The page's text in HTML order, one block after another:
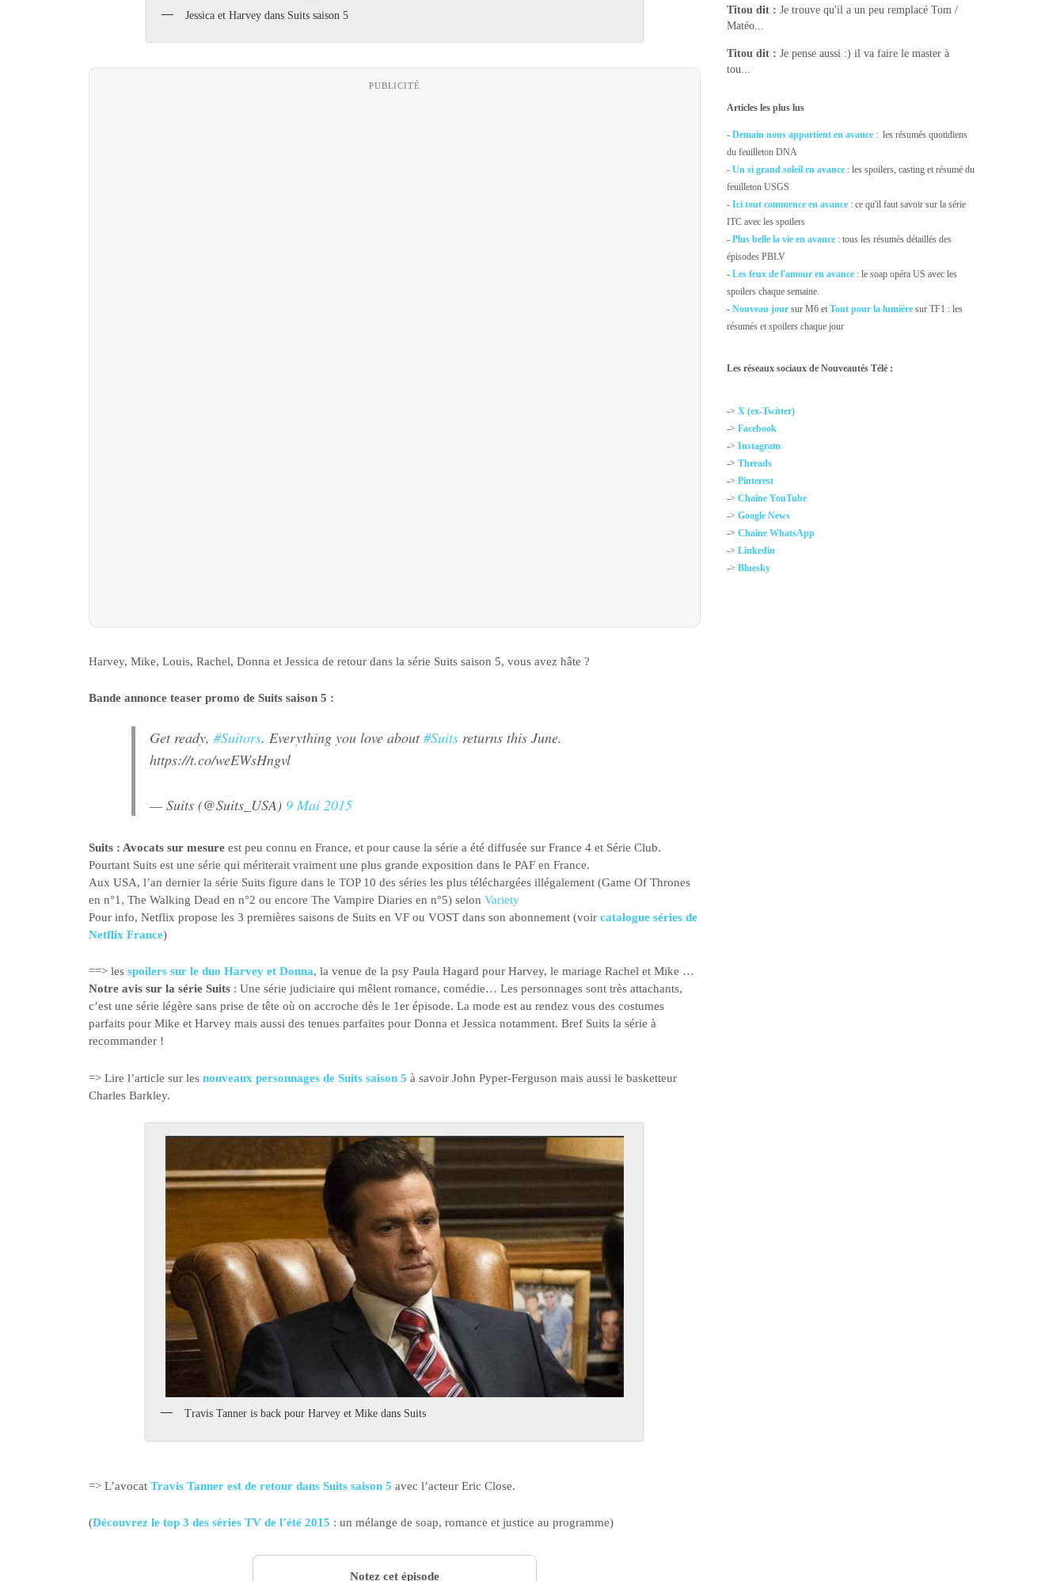
Jessica et Harvey dans Suits saison 5
PUBLICITÉ
Harvey, Mike, Louis, Rachel, Donna et Jessica de retour dans la série Suits saison 5, vous avez hâte ?
Bande annonce teaser promo de Suits saison 5 :
Get ready, #Suitors. Everything you love about#Suits returns this June.
https://t.co/weEWsHngvl
— Suits (@Suits_USA) 9 Mai 2015
Suits : Avocats sur mesure est peu connu en France, et pour cause la série a été diffusée sur France 4 et Série Club.
Pourtant Suits est une série qui mériterait vraiment une plus grande exposition dans le PAF en France.
Aux USA, l’an dernier la série Suits figure dans le TOP 10 des séries les plus téléchargées illégalement (Game Of Thrones
en n°1, The Walking Dead en n°2 ou encore The Vampire Diaries en n°5) selon Variety
Pour info, Netflix propose les 3 premières saisons de Suits en VF ou VOST dans son abonnement (voir catalogue séries de
Netflix France)
==> les spoilers sur le duo Harvey et Donna, la venue de la psy Paula Hagard pour Harvey, le mariage Rachel et Mike …
Notre avis sur la série Suits : Une série judiciaire qui mêlent romance, comédie… Les personnages sont très attachants,
c’est une série légère sans prise de tête où on accroche dès le 1er épisode. La mode est au rendez vous des costumes
parfaits pour Mike et Harvey mais aussi des tenues parfaites pour Donna et Jessica notamment. Bref Suits la série à
recommander !
=> Lire l’article sur les nouveaux personnages de Suits saison 5 à savoir John Pyper-Ferguson mais aussi le basketteur
Charles Barkley.
Travis Tanner is back pour Harvey et Mike dans Suits
=> L’avocat Travis Tanner est de retour dans Suits saison 5 avec l’acteur Eric Close.
(Découvrez le top 3 des séries TV de l’été 2015 : un mélange de soap, romance et justice au programme)
Notez cet épisode
Titou dit : Je trouve qu'il a un peu remplacé Tom /
Matéo...
Titou dit : Je pense aussi :) il va faire le master à
tou...
Articles les plus lus
-Demain nous appartient en avance : les résumés quotidiens
du feuilleton DNA
-Un si grand soleil en avance : les spoilers, casting et résumé du
feuilleton USGS
-Ici tout commence en avance : ce qu'il faut savoir sur la série
ITC avec les spoilers
- Plus belle la vie en avance : tous les résumés détaillés des
épisodes PBLV
-Les feux de l'amour en avance : le soap opéra US avec les
spoilers chaque semaine.
-Nouveau jour sur M6 etTout pour la lumière sur TF1 : les
résumés et spoilers chaque jour
Les réseaux sociaux de Nouveautés Télé :
->X (ex-Twitter)
->Facebook
->Instagram
->Threads
->Pinterest
->Chaîne YouTube
->Google News
->Chaîne WhatsApp
->Linkedin
->Bluesky